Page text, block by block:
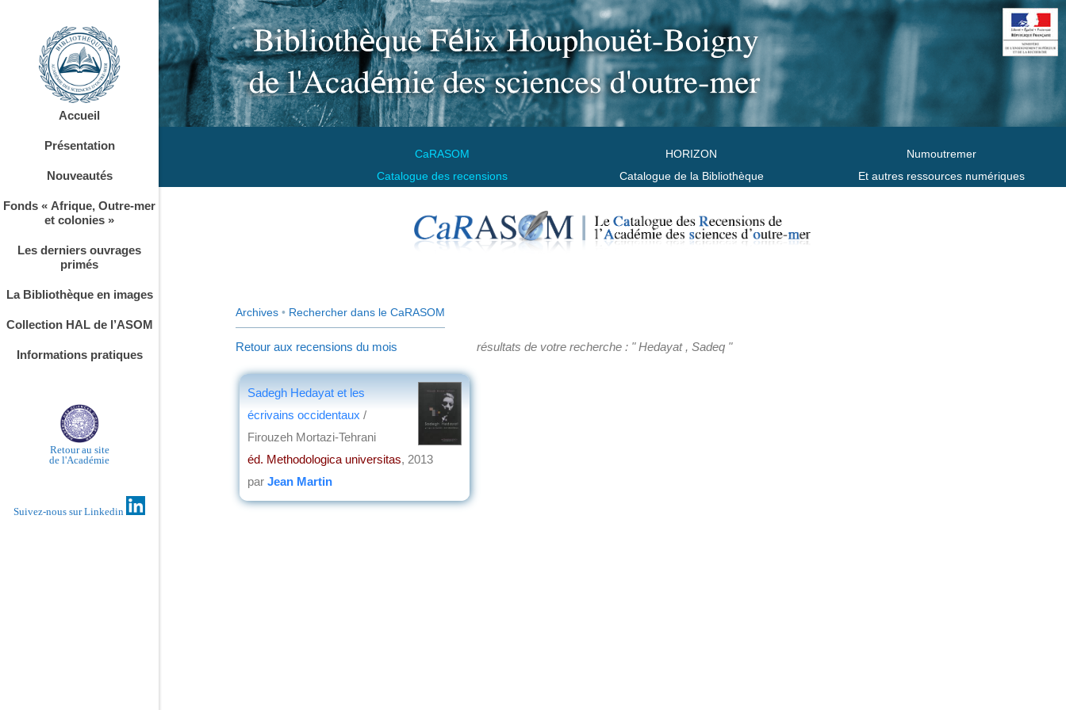
CaRASOM
Catalogue des recensions
HORIZON
Catalogue de la Bibliothèque
Numoutremer
Et autres ressources numériques
Accueil
Présentation
Nouveautés
Fonds « Afrique, Outre-mer
et colonies »
Les derniers ouvrages
primés
La Bibliothèque en images
Collection HAL de l’ASOM
Informations pratiques
Retour au site
de l'Académie
Suivez-nous sur Linkedin
Archives • Rechercher dans le CaRASOM
Retour aux recensions du mois résultats de votre recherche : " Hedayat , Sadeq "
Sadegh Hedayat et les
écrivains occidentaux /
Firouzeh Mortazi-Tehrani
éd. Methodologica universitas, 2013
par Jean Martin